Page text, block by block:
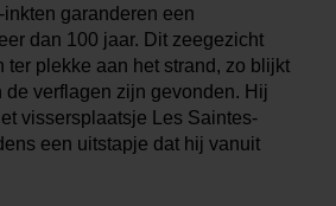
garanderen een
dan 100 jaar. Dit zeegezicht
ter plekke aan het strand, zo blijkt
de verflagen zijn gevonden. Hij
vissersplaatsje Les Saintes-
een uitstapje dat hij vanuit